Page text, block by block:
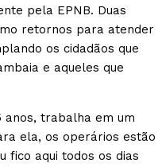
pela EPNB. Duas
retornos para atender
os cidadãos que
e aqueles que
anos, trabalha em um
ela, os operários estão
fico aqui todos os dias